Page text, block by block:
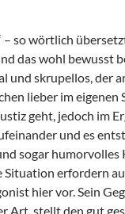
– so wörtlich
das wohl bewusst
und skrupellos, der
lieber im
geht, jedoch im
und es
sogar humorvolles
erfordern
hier vor. Sein
Art, stellt den gut